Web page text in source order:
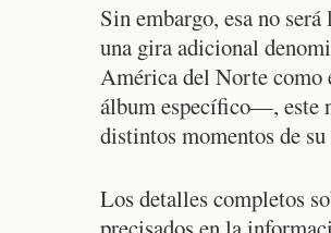
Sin embargo, esa no
una gira adicional
América del Norte
álbum específico—, este
distintos momentos de
Los detalles completos